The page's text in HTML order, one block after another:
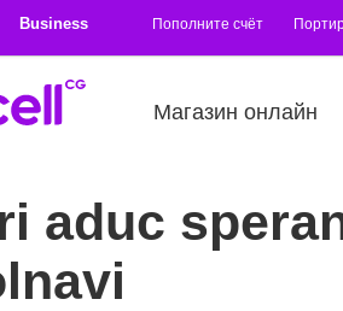
Business Пополните счёт
Магазин онлайн
aduc